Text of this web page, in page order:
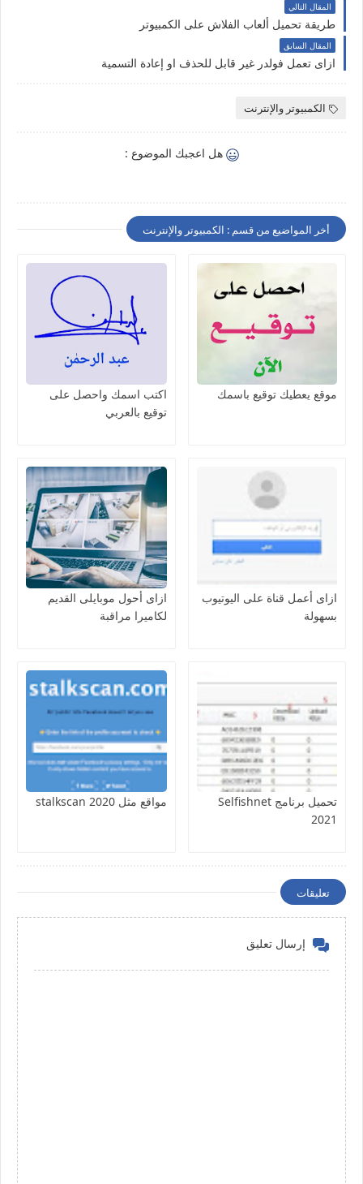
المقال التالي
طريقة تحميل ألعاب الفلاش على الكمبيوتر
المقال السابق
ازاى تعمل فولدر غير قابل للحذف او إعادة التسمية
الكمبيوتر والإنترنت
هل اعجبك الموضوع :
أخر المواضيع من قسم : الكمبيوتر والإنترنت
موقع يعطيك توقيع باسمك
اكتب اسمك واحصل على
توقيع بالعربي
ازاى أعمل قناة على اليوتيوب
بسهولة
ازاى أحول موبايلى القديم
لكاميرا مراقبة
تحميل برنامج Selfishnet
2021
مواقع مثل stalkscan 2020
تعليقات
إرسال تعليق